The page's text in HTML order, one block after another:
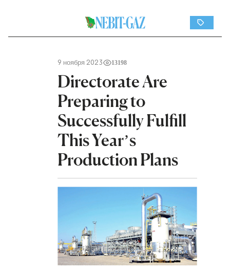
9 ноября 2023 13198
Directorate Are
Preparing to
Successfully Fulfill
This Year’s
Production Plans